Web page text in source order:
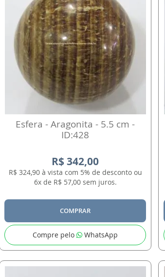
Esfera - Aragonita - 5.5 cm -
ID:428
R$ 342,00
R$ 324,90 à vista com 5% de desconto ou
6x de R$ 57,00 sem juros.
COMPRAR
Compre pelo WhatsApp